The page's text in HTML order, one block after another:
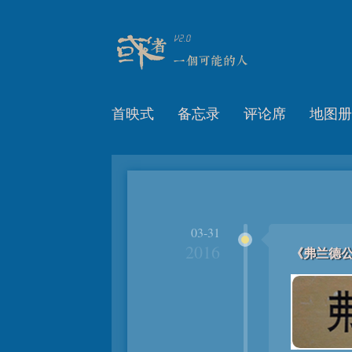
首映式 备忘录 评论席 地图册
03-31
2016 《弗兰德